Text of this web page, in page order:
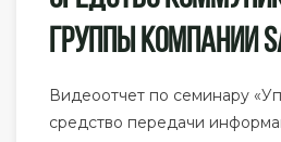
Группы Компании
Видеоотчет по семинару
средство передачи